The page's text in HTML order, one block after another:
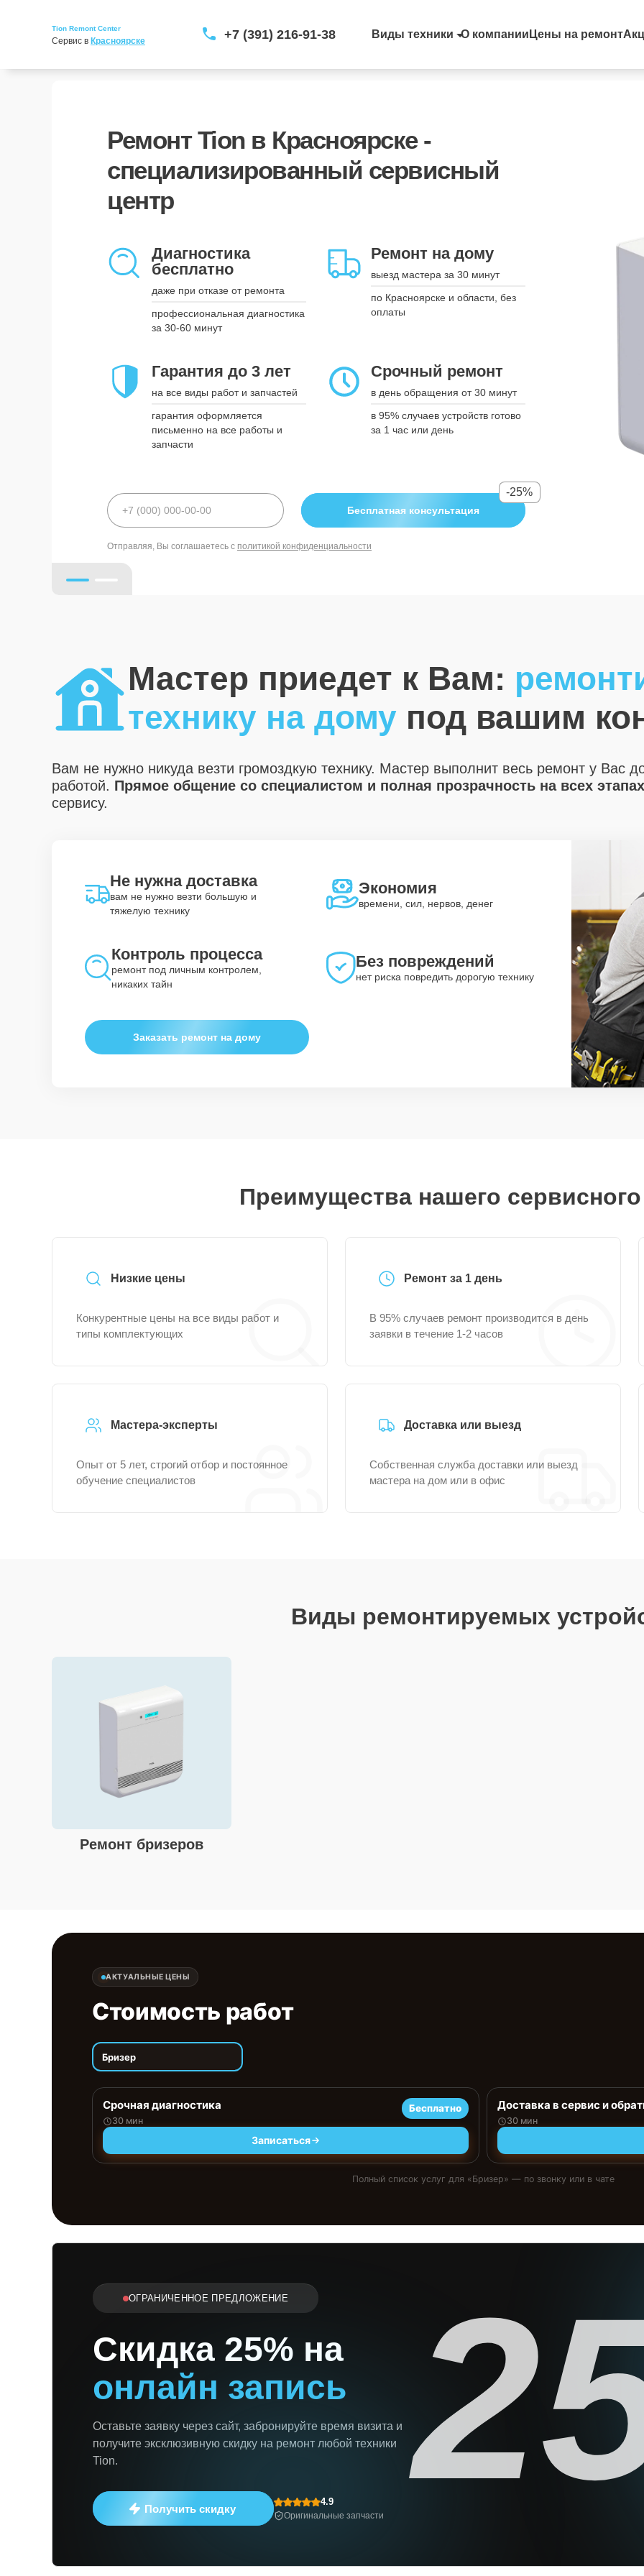
Tion Remont Center
Сервис в Красноярске +7 (391) 216-91-38 Виды техники О компании Цены на ремонт
Ремонт Tion в Красноярске -
специализированный сервисный
центр
Диагностика
бесплатно
даже при отказе от ремонта
профессиональная диагностика
за 30-60 минут
Ремонт на дому
выезд мастера за 30 минут
по Красноярске и области, без
оплаты
Гарантия до 3 лет
на все виды работ и запчастей
гарантия оформляется
письменно на все работы и
запчасти
Срочный ремонт
в день обращения от 30 минут
в 95% случаев устройств готово
за 1 час или день
Бесплатная консультация
-25%
Отправляя, Вы соглашаетесь с политикой конфиденциальности
наши курьеры приедут в удобное
устройство обратно, когда оно
будет готово
вы выбираете - мы
подстраиваемся
укажите дату, время и модель
устройства, а мы свяжемся для
Гарантия до 3 лет
на все виды работ и запчастей
гарантия оформляется письменно
на все работы и запчасти
Срочный ремонт
в день обращения от 30 минут
в 95% случаев устройств готово за
1 час или день
Бесплатная консультация
политикой конфиденциальности
Мастер приедет к Вам:
технику на дому под вашим
Вам не нужно никуда везти громоздкую технику. Мастер выполнит весь ремонт у Вас
работой. Прямое общение со специалистом и полная прозрачность на всех этапах
сервису.
Не нужна доставка
вам не нужно везти большую и
тяжелую технику
Экономия
времени, сил, нервов, денег
Контроль процесса
ремонт под личным контролем,
никаких тайн
Без повреждений
нет риска повредить дорогую технику
Заказать ремонт на дому
Преимущества нашего
Низкие цены
Конкурентные цены на все виды работ и
типы комплектующих
Ремонт за 1 день
В 95% случаев ремонт производится в день
заявки в течение 1-2 часов
Мастера-эксперты
Опыт от 5 лет, строгий отбор и постоянное
обучение специалистов
Доставка или выезд
Собственная служба доставки или выезд
мастера на дом или в офис
Виды ремонтируемых
Ремонт бризеров
АКТУАЛЬНЫЕ ЦЕНЫ
Стоимость работ
Бризер
Срочная диагностика
30 мин
Бесплатно
Записаться
Доставка в сервис и
30 мин
Полный список услуг для «Бризер» — по звонку или в чате
ОГРАНИЧЕННОЕ ПРЕДЛОЖЕНИЕ
Скидка 25% на
онлайн запись
Оставьте заявку через сайт, забронируйте время визита и
получите эксклюзивную скидку на ремонт любой техники
Tion.
Получить скидку
4.9
Оригинальные запчасти